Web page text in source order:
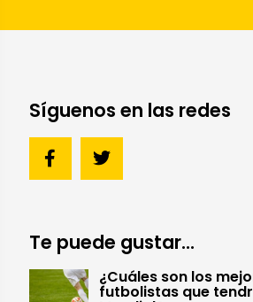
Síguenos en las redes
Te puede gustar...
¿Cuáles son los
futbolistas que